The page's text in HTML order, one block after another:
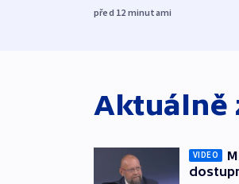
před 12 minutami
Aktuálně
VIDEO